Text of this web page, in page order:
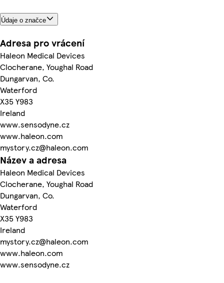
Údaje o značce
Adresa pro vrácení
Haleon Medical Devices
Clocherane, Youghal Road
Dungarvan, Co.
Waterford
X35 Y983
Ireland
www.sensodyne.cz
www.haleon.com
mystory.cz@haleon.com
Název a adresa
Haleon Medical Devices
Clocherane, Youghal Road
Dungarvan, Co.
Waterford
X35 Y983
Ireland
mystory.cz@haleon.com
www.haleon.com
www.sensodyne.cz